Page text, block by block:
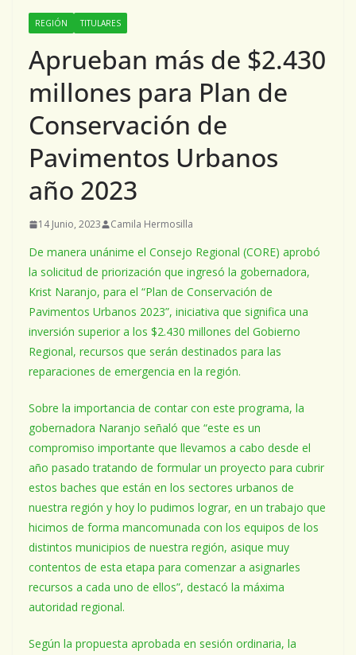
REGIÓN TITULARES
Aprueban más de $2.430
millones para Plan de
Conservación de
Pavimentos Urbanos
año 2023
14 Junio, 2023 Camila Hermosilla
De manera unánime el Consejo Regional (CORE) aprobó
la solicitud de priorización que ingresó la gobernadora,
Krist Naranjo, para el “Plan de Conservación de
Pavimentos Urbanos 2023”, iniciativa que significa una
inversión superior a los $2.430 millones del Gobierno
Regional, recursos que serán destinados para las
reparaciones de emergencia en la región.
Sobre la importancia de contar con este programa, la
gobernadora Naranjo señaló que “este es un
compromiso importante que llevamos a cabo desde el
año pasado tratando de formular un proyecto para cubrir
estos baches que están en los sectores urbanos de
nuestra región y hoy lo pudimos lograr, en un trabajo que
hicimos de forma mancomunada con los equipos de los
distintos municipios de nuestra región, asique muy
contentos de esta etapa para comenzar a asignarles
recursos a cada uno de ellos”, destacó la máxima
autoridad regional.
Según la propuesta aprobada en sesión ordinaria, la